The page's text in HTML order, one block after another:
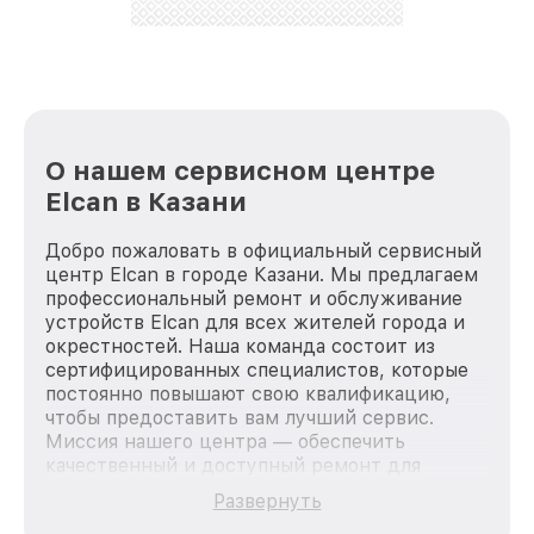
О нашем сервисном центре
Elcan в Казани
Добро пожаловать в официальный сервисный
центр Elcan в городе Казани. Мы предлагаем
профессиональный ремонт и обслуживание
устройств Elcan для всех жителей города и
окрестностей. Наша команда состоит из
сертифицированных специалистов, которые
постоянно повышают свою квалификацию,
чтобы предоставить вам лучший сервис.
Миссия нашего центра — обеспечить
качественный и доступный ремонт для
каждого пользователя продукции Elcan, вне
зависимости от сложности поломки. Мы
Развернуть